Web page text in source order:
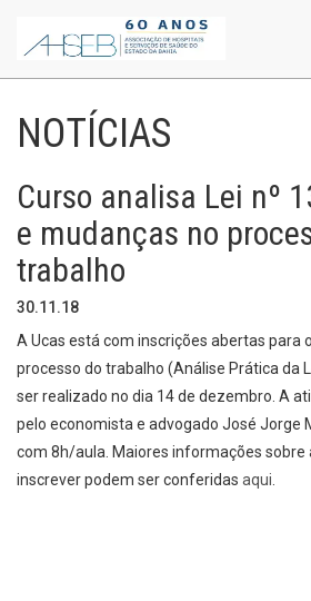
NOTÍCIAS
Curso analisa Lei nº
e mudanças no
trabalho
30.11.18
A Ucas está com inscrições abertas para
processo do trabalho (Análise Prática da
ser realizado no dia 14 de dezembro. A
pelo economista e advogado José Jorge
com 8h/aula. Maiores informações sobre
inscrever podem ser conferidas aqui